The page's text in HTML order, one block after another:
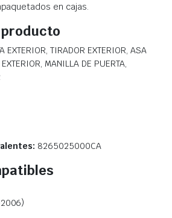
en cajas.
EXTERIOR, TIRADOR EXTERIOR, ASA
MANILLA DE PUERTA,
8265025000CA